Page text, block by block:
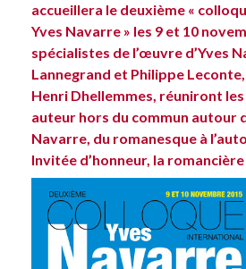
accueillera le deuxième «
Yves Navarre » les 9 et 10
spécialistes de l’œuvre d’Yves
Lannegrand et Philippe
Henri Dhellemmes, réuniront
auteur hors du commun autour
Navarre, du romanesque à
Invitée d’honneur, la